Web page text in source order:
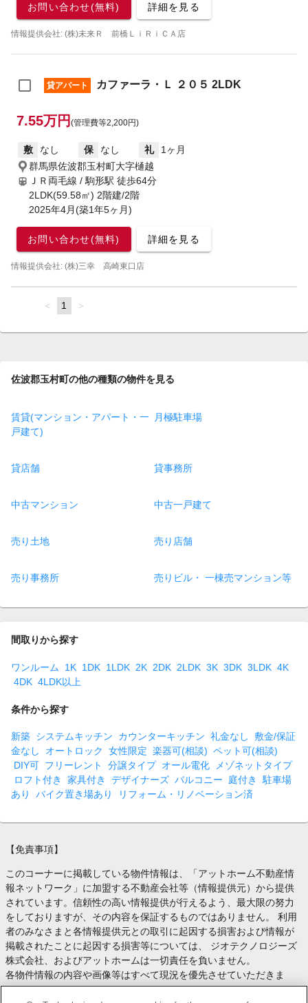
お問い合わせ(無料) 詳細を見る
情報提供会社: (株)未来Ｒ 前橋ＬｉＲｉＣＡ店
貸アパート カファーラ・Ｌ ２０５ 2LDK
7.55万円 (管理費等2,200円)
敷 なし 保 なし 礼
1ヶ月
群馬県佐波郡玉村町大字樋越
ＪＲ両毛線 / 駒形駅 徒歩64分
2LDK(59.58㎡) 2階建/2階
2025年4月(築1年5ヶ月)
お問い合わせ(無料) 詳細を見る
情報提供会社: (株)三幸 高崎東口店
page
You're
page
1 page
佐波郡玉村町の他の種類の物件を見る
賃貸(マンション・アパート・一
戸建て)
月極駐車場
貸店舗 貸事務所
中古マンション 中古一戸建て
売り土地 売り店舗
売り事務所 売りビル・ 一棟売マンション等
間取りから探す
ワンルーム 1K 1DK 1LDK 2K 2DK 2LDK 3K 3DK 3LDK 4K
4DK 4LDK以上
条件から探す
新築 システムキッチン カウンターキッチン 礼金なし
敷金/保証
金なし
オートロック 女性限定 楽器可(相談) ペット可(相談)
DIY可 フリーレント 分譲タイプ オール電化
メゾネットタイプ
ロフト付き
家具付き デザイナーズ バルコニー 庭付き
駐車場
あり
バイク置き場あり リフォーム・リノベーション済
【免責事項】
このコーナーに掲載している物件情報は、「アットホーム不動産情
報ネットワーク」に加盟する不動産会社等（情報提供元）から提供
されています。信頼性の高い情報提供が行えるよう、最大限の努力
をしておりますが、その内容を保証するものではありません。 利用
者のみなさまと各情報提供元との取引に起因する損害および情報が
掲載されたことに起因する損害等については、 ジオテクノロジーズ
株式会社、およびアットホームは一切責任を負いません。
各物件情報の内容や画像等はすべて現況を優先させていただきま
す。